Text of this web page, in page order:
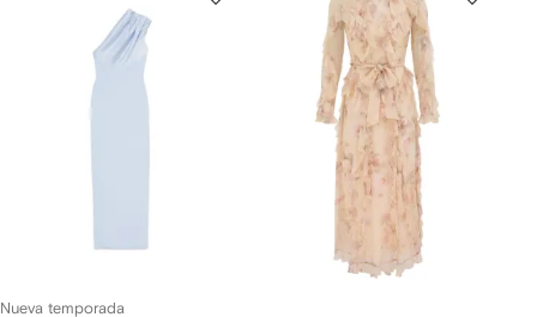
Nueva temporada